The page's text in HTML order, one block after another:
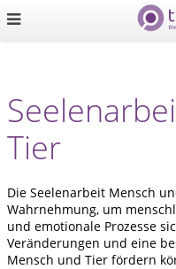
Tier
Die Seelenarbeit Mensch
Wahrnehmung, um
und emotionale Prozesse
Veränderungen und eine
Mensch und Tier fördern